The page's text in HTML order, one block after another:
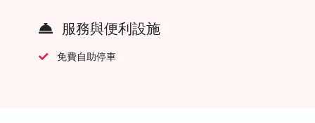
服務與便利設施
免費自助停車